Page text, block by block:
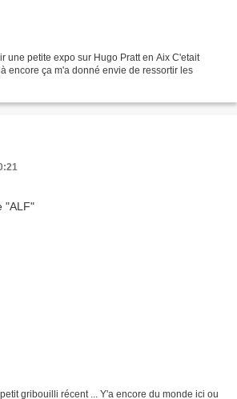
une petite expo sur Hugo Pratt en Aix C'etait
encore ça m'a donné envie de ressortir les
gribouilli récent ... Y'a encore du monde ici ou